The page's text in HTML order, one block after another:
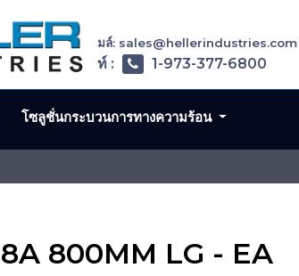
800MM LG - EA
อีเมล์: sales@hellerindustries.com
โทรศัพท์ : 1-973-377-6800
โซลูชั่นกระบวนการทางความร้อน